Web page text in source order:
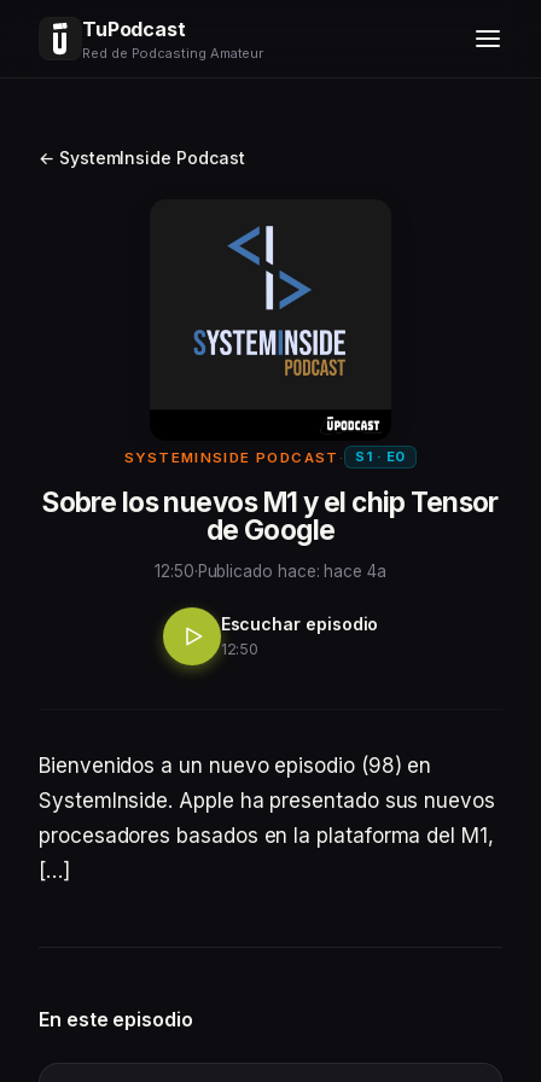
TuPodcast
Red de Podcasting Amateur
← SystemInside Podcast
SYSTEMINSIDE PODCAST · S1 · E0
Sobre los nuevos M1 y el chip Tensor
de Google
12:50·Publicado hace: hace 4a
Escuchar episodio
12:50
Bienvenidos a un nuevo episodio (98) en
SystemInside. Apple ha presentado sus nuevos
procesadores basados en la plataforma del M1,
[…]
En este episodio